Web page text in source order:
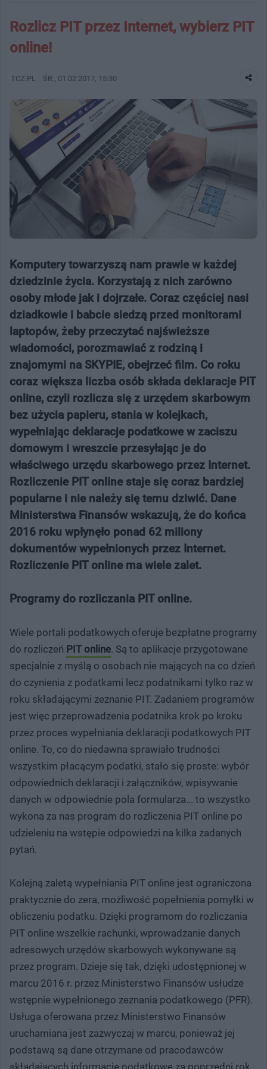
Rozlicz PIT przez Internet, wybierz PIT
online!
TCZ.PL ŚR. , 01.02.2017, 15:30
Komputery towarzyszą nam prawie w każdej
dziedzinie życia. Korzystają z nich zarówno
osoby młode jak i dojrzałe. Coraz częściej nasi
dziadkowie i babcie siedzą przed monitorami
laptopów, żeby przeczytać najświeższe
wiadomości, porozmawiać z rodziną i
znajomymi na SKYPIE, obejrzeć film. Co roku
coraz większa liczba osób składa deklaracje PIT
online, czyli rozlicza się z urzędem skarbowym
bez użycia papieru, stania w kolejkach,
wypełniając deklaracje podatkowe w zaciszu
domowym i wreszcie przesyłając je do
właściwego urzędu skarbowego przez Internet.
Rozliczenie PIT online staje się coraz bardziej
popularne i nie należy się temu dziwić. Dane
Ministerstwa Finansów wskazują, że do końca
2016 roku wpłynęło ponad 62 miliony
dokumentów wypełnionych przez Internet.
Rozliczenie PIT online ma wiele zalet.
Programy do rozliczania PIT online.
Wiele portali podatkowych oferuje bezpłatne programy
do rozliczeń PIT online. Są to aplikacje przygotowane
specjalnie z myślą o osobach nie mających na co dzień
do czynienia z podatkami lecz podatnikami tylko raz w
roku składającymi zeznanie PIT. Zadaniem programów
jest więc przeprowadzenia podatnika krok po kroku
przez proces wypełniania deklaracji podatkowych PIT
online. To, co do niedawna sprawiało trudności
wszystkim płacącym podatki, stało się proste: wybór
odpowiednich deklaracji i załączników, wpisywanie
danych w odpowiednie pola formularza... to wszystko
wykona za nas program do rozliczenia PIT online po
udzieleniu na wstępie odpowiedzi na kilka zadanych
pytań.
Kolejną zaletą wypełniania PIT online jest ograniczona
praktycznie do zera, możliwość popełnienia pomyłki w
obliczeniu podatku. Dzięki programom do rozliczania
PIT online wszelkie rachunki, wprowadzanie danych
adresowych urzędów skarbowych wykonywane są
przez program. Dzieje się tak, dzięki udostępnionej w
marcu 2016 r. przez Ministerstwo Finansów usłudze
wstępnie wypełnionego zeznania podatkowego (PFR).
Usługa oferowana przez Ministerstwo Finansów
uruchamiana jest zazwyczaj w marcu, ponieważ jej
podstawą są dane otrzymane od pracodawców
składających informacje podatkowe za poprzedni rok